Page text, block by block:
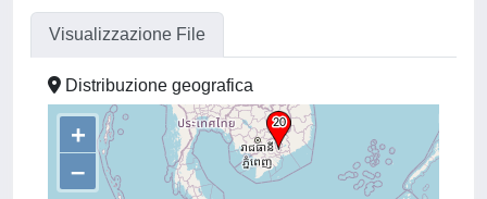
Visualizzazione File
Distribuzione geografica
+
–